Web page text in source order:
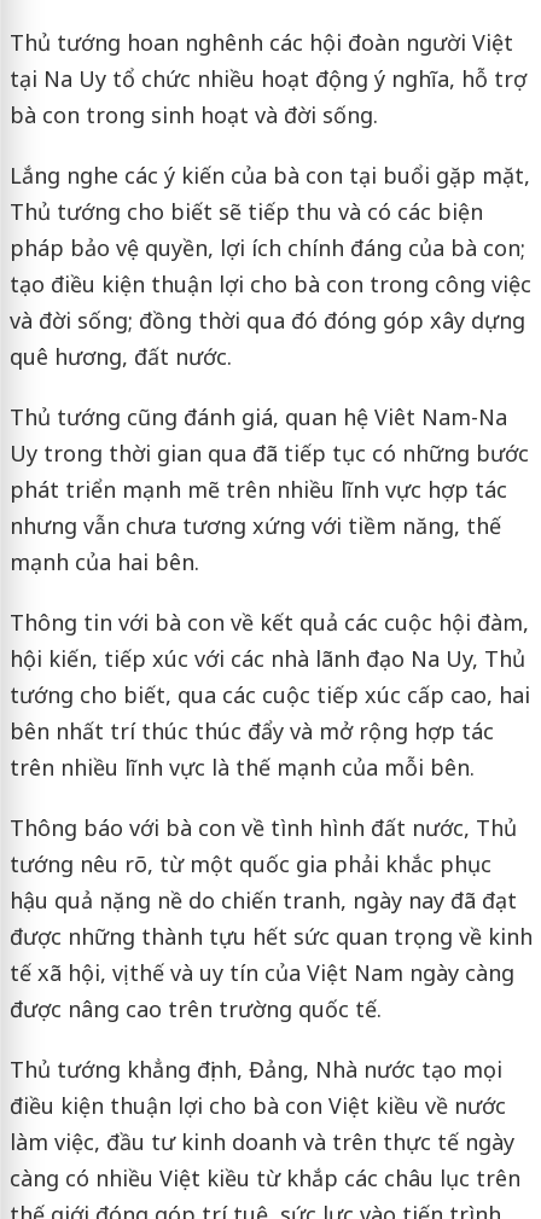
Thủ tướng hoan nghênh các hội đoàn người Việt
tại Na Uy tổ chức nhiều hoạt động ý nghĩa, hỗ trợ
bà con trong sinh hoạt và đời sống.
Lắng nghe các ý kiến của bà con tại buổi gặp mặt,
Thủ tướng cho biết sẽ tiếp thu và có các biện
pháp bảo vệ quyền, lợi ích chính đáng của bà con;
tạo điều kiện thuận lợi cho bà con trong công việc
và đời sống; đồng thời qua đó đóng góp xây dựng
quê hương, đất nước.
Thủ tướng cũng đánh giá, quan hệ Viêt Nam-Na
Uy trong thời gian qua đã tiếp tục có những bước
phát triển mạnh mẽ trên nhiều lĩnh vực hợp tác
nhưng vẫn chưa tương xứng với tiềm năng, thế
mạnh của hai bên.
Thông tin với bà con về kết quả các cuộc hội đàm,
hội kiến, tiếp xúc với các nhà lãnh đạo Na Uy, Thủ
tướng cho biết, qua các cuộc tiếp xúc cấp cao, hai
bên nhất trí thúc thúc đẩy và mở rộng hợp tác
trên nhiều lĩnh vực là thế mạnh của mỗi bên.
Thông báo với bà con về tình hình đất nước, Thủ
tướng nêu rõ, từ một quốc gia phải khắc phục
hậu quả nặng nề do chiến tranh, ngày nay đã đạt
được những thành tựu hết sức quan trọng về kinh
tế xã hội, vị thế và uy tín của Việt Nam ngày càng
được nâng cao trên trường quốc tế.
Thủ tướng khẳng định, Đảng, Nhà nước tạo mọi
điều kiện thuận lợi cho bà con Việt kiều về nước
làm việc, đầu tư kinh doanh và trên thực tế ngày
càng có nhiều Việt kiều từ khắp các châu lục trên